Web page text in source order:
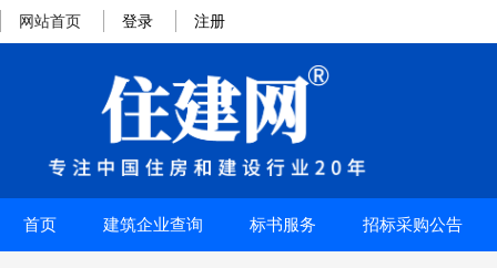
网站首页 登录 注册
首页 建筑企业查询 标书服务 招标采购公告